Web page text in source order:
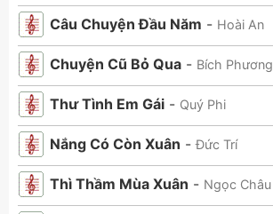
Câu Chuyện Đầu Năm - Hoài An
Chuyện Cũ Bỏ Qua - Bích Phương
Thư Tình Em Gái - Quý Phi
Nắng Có Còn Xuân -Đức Trí
Thì Thầm Mùa Xuân - Ngọc Châu